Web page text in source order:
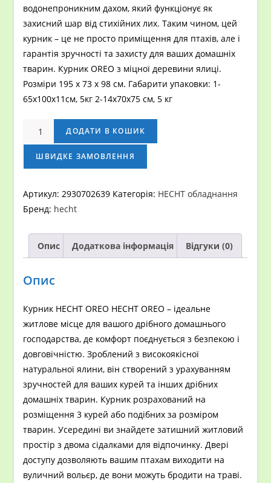
водонепроникним дахом, який функціонує як
захисний шар від стихійних лих. Таким чином, цей
курник – це не просто приміщення для птахів, але і
гарантія зручності та захисту для ваших домашніх
тварин. Курник OREO з міцної деревини ялиці.
Розміри 195 х 73 х 98 см. Габарити упаковки: 1-
65х100х11см, 5кг 2-14х70х75 см, 5 кг
Курник
OREO
кількість
ДОДАТИ В КОШИК
ШВИДКЕ ЗАМОВЛЕННЯ
Артикул:2930702639 Категорія: HECHT обладнання
Бренд: hecht
Опис Додаткова інформація Відгуки (0)
Опис
Курник HECHT OREO HECHT OREO – ідеальне
житлове місце для вашого дрібного домашнього
господарства, де комфорт поєднується з безпекою і
довговічністю. Зроблений з високоякісної
натуральної ялини, він створений з урахуванням
зручностей для ваших курей та інших дрібних
домашніх тварин. Курник розрахований на
розміщення 3 курей або подібних за розміром
тварин. Усередині ви знайдете затишний житловий
простір з двома сідалками для відпочинку. Двері
доступу дозволяють вашим птахам виходити на
вуличний вольєр, де вони можуть бродити на траві.